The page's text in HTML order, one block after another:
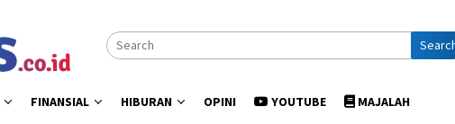
FINANSIAL HIBURAN OPINI YOUTUBE MAJALAH